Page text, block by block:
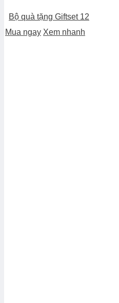
Bộ quà tặng Giftset 12
Mua ngay Xem nhanh